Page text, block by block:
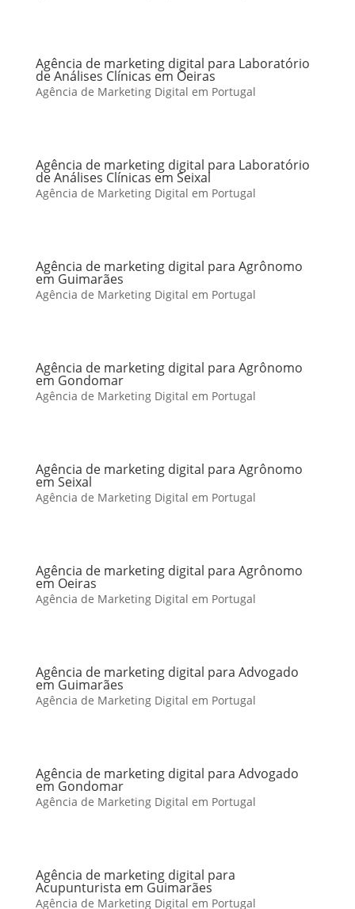
Agência de marketing digital para Laboratório
de Análises Clínicas em Oeiras
Agência de Marketing Digital em Portugal
Agência de marketing digital para Laboratório
de Análises Clínicas em Seixal
Agência de Marketing Digital em Portugal
Agência de marketing digital para Agrônomo
em Guimarães
Agência de Marketing Digital em Portugal
Agência de marketing digital para Agrônomo
em Gondomar
Agência de Marketing Digital em Portugal
Agência de marketing digital para Agrônomo
em Seixal
Agência de Marketing Digital em Portugal
Agência de marketing digital para Agrônomo
em Oeiras
Agência de Marketing Digital em Portugal
Agência de marketing digital para Advogado
em Guimarães
Agência de Marketing Digital em Portugal
Agência de marketing digital para Advogado
em Gondomar
Agência de Marketing Digital em Portugal
Agência de marketing digital para
Acupunturista em Guimarães
Agência de Marketing Digital em Portugal